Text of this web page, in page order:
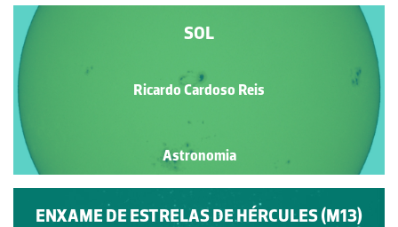
SOL
Ricardo Cardoso Reis
Astronomia
ENXAME DE ESTRELAS DE HÉRCULES (M13)